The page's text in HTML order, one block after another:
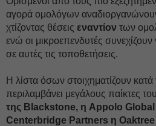
αγορά ομολόγων
χτίζοντας θέσεις εναντίον των
ενώ οι μικροεπενδυτές
σε αυτές τις τοποθετήσεις.
Η λίστα όσων στοιχηματίζουν
περιλαμβάνει μεγάλους παίκτες
της Blackstone, η Appolo
Centerbridge Partners η Oaktree